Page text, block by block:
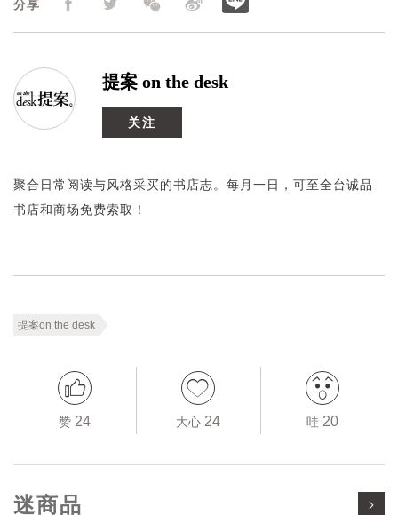
分享
提案 on the desk
关注
聚合日常阅读与风格采买的书店志。每月一日，可至全台诚品
书店和商场免费索取！
提案on the desk
赞24 大心24 哇20
迷商品